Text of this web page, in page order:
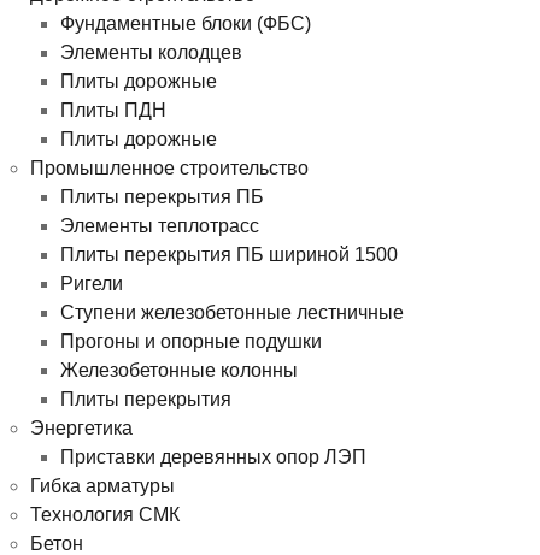
Фундаментные блоки (ФБС)
Элементы колодцев
Плиты дорожные
Плиты ПДН
Плиты дорожные
Промышленное строительство
Плиты перекрытия ПБ
Элементы теплотрасс
Плиты перекрытия ПБ шириной 1500
Ригели
Ступени железобетонные лестничные
Прогоны и опорные подушки
Железобетонные колонны
Плиты перекрытия
Энергетика
Приставки деревянных опор ЛЭП
Гибка арматуры
Технология СМК
Бетон